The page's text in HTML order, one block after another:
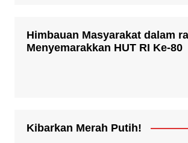
Himbauan Masyarakat dalam
Menyemarakkan HUT RI Ke-80
Kibarkan Merah Putih!